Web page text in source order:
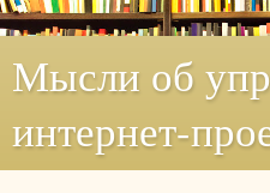
Мысли об
интернет-